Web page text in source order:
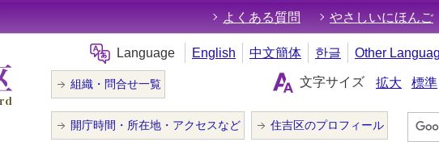
よくある質問 やさしいにほんご
Language English 中文簡体 한글 Other
組織・問合せ一覧 文字サイズ 拡大 標準
開庁時間・所在地・アクセスなど 住吉区のプロフィール